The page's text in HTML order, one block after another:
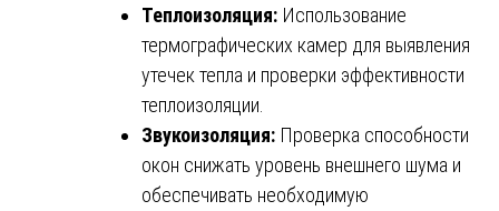
Теплоизоляция: Использование
термографических камер для выявления
утечек тепла и проверки эффективности
теплоизоляции.
Звукоизоляция: Проверка способности
окон снижать уровень внешнего шума и
обеспечивать необходимую